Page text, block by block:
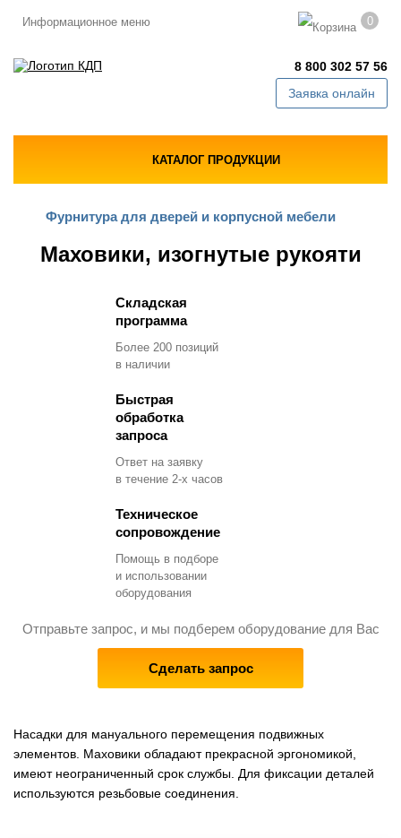
Информационное меню 0
8 800 302 57 56
Заявка онлайн
КАТАЛОГ ПРОДУКЦИИ
Фурнитура для дверей и корпусной мебели
Маховики, изогнутые рукояти
Складская
программа
Более 200 позиций
в наличии
Быстрая
обработка
запроса
Ответ на заявку
в течение 2-х часов
Техническое
сопровождение
Помощь в подборе
и использовании
оборудования
Отправьте запрос, и мы подберем оборудование для Вас
Сделать запрос
Насадки для мануального перемещения подвижных
элементов. Маховики обладают прекрасной эргономикой,
имеют неограниченный срок службы. Для фиксации деталей
используются резьбовые соединения.